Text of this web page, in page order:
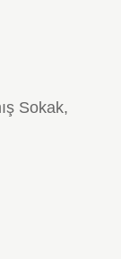
Sokak,